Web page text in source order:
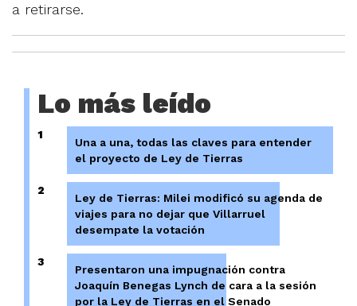
a retirarse.
Lo más leído
1
Una a una, todas las claves para entender
el proyecto de Ley de Tierras
2
Ley de Tierras: Milei modificó su agenda de
viajes para no dejar que Villarruel
desempate la votación
3
Presentaron una impugnación contra
Joaquín Benegas Lynch de cara a la sesión
por la Ley de Tierras en el Senado